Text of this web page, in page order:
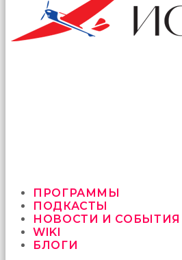
ПРОГРАММЫ
ПОДКАСТЫ
НОВОСТИ И СОБЫТИЯ
WIKI
БЛОГИ